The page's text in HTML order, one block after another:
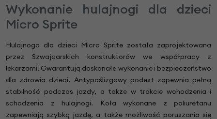
Wykonanie hulajnogi dla dzieci
Micro Sprite
Hulajnoga dla dzieci Micro Sprite została zaprojektowana
przez Szwajcarskich konstruktorów we współpracy z
lekarzami. Gwarantują doskonałe wykonanie i bezpieczeństwo
dla zdrowia dzieci. Antypoślizgowy podest zapewnia pełną
stabilność podczas jazdy, a także w trakcie wchodzenia i
schodzenia z hulajnogi. Koła wykonane z poliuretanu
zapewniają szybką jazdę, a także możliwość poruszania się